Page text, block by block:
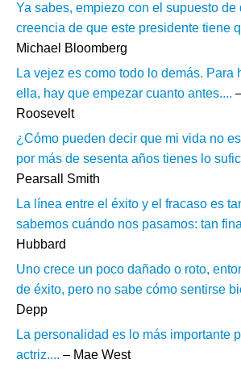
Ya sabes, empiezo con el supuesto de
creencia de que este presidente tiene
Michael Bloomberg
La vejez es como todo lo demás. Para
ella, hay que empezar cuanto antes....
Roosevelt
¿Cómo pueden decir que mi vida no
por más de sesenta años tienes lo
Pearsall Smith
La línea entre el éxito y el fracaso es
sabemos cuándo nos pasamos: tan
Hubbard
Uno crece un poco dañado o roto,
de éxito, pero no sabe cómo sentirse
Depp
La personalidad es lo más importante
actriz.... – Mae West